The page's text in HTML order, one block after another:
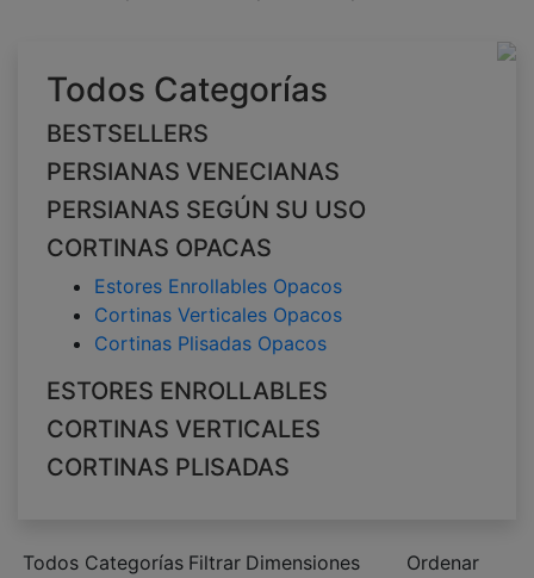
Todos Categorías
BESTSELLERS
PERSIANAS VENECIANAS
PERSIANAS SEGÚN SU USO
CORTINAS OPACAS
Estores Enrollables Opacos
Cortinas Verticales Opacos
Cortinas Plisadas Opacos
ESTORES ENROLLABLES
CORTINAS VERTICALES
CORTINAS PLISADAS
Todos Categorías Filtrar Dimensiones
Ordenar